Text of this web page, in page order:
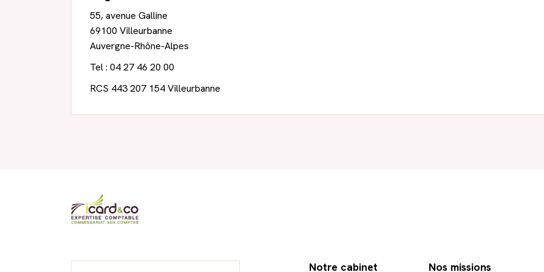
55, avenue Galline
69100 Villeurbanne
Auvergne-Rhône-Alpes
Tel : 04 27 46 20 00
RCS 443 207 154 Villeurbanne
Notre cabinet Nos missions